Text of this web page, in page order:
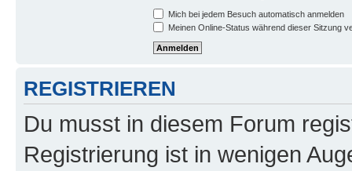
Mich bei jedem Besuch automatisch anmelden
Meinen Online-Status während dieser Sitzung
REGISTRIEREN
Du musst in diesem Forum
Registrierung ist in wenigen